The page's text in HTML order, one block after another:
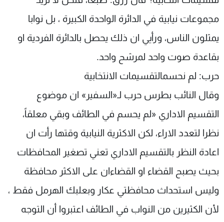
مجموعات نيابية في الدائرة الواحدة الكبيرة ، بل نوابا
يمثلون الناس، ورأيي ان ذلك يحصل بالدائرة الفردية او
بقاعدة صوت واحد لمرشح واحد.
حرب: لم نحسمالتقسيمات الانتخابية
وقال النائب بطرس حرب لـ«السفير» ان موضوع
التقسيم الاداري «لم يحسم في الطائف وبقي معلقاً،
نظرا لتعدد الاراء، لكن الاكثرية النيابية وقتها رأت ان
اعادة النظر بالتقسيم الاداري تعني تصغير المحافظات
بحيث يصبح القضاء او القضاءان على الاكثر محافظة
وليس استحداث محافظتي عكار وبعلبك الهرمل فقط ،
لأن الكثيرين من النواب في الطائف اعتبروا أن التوجه